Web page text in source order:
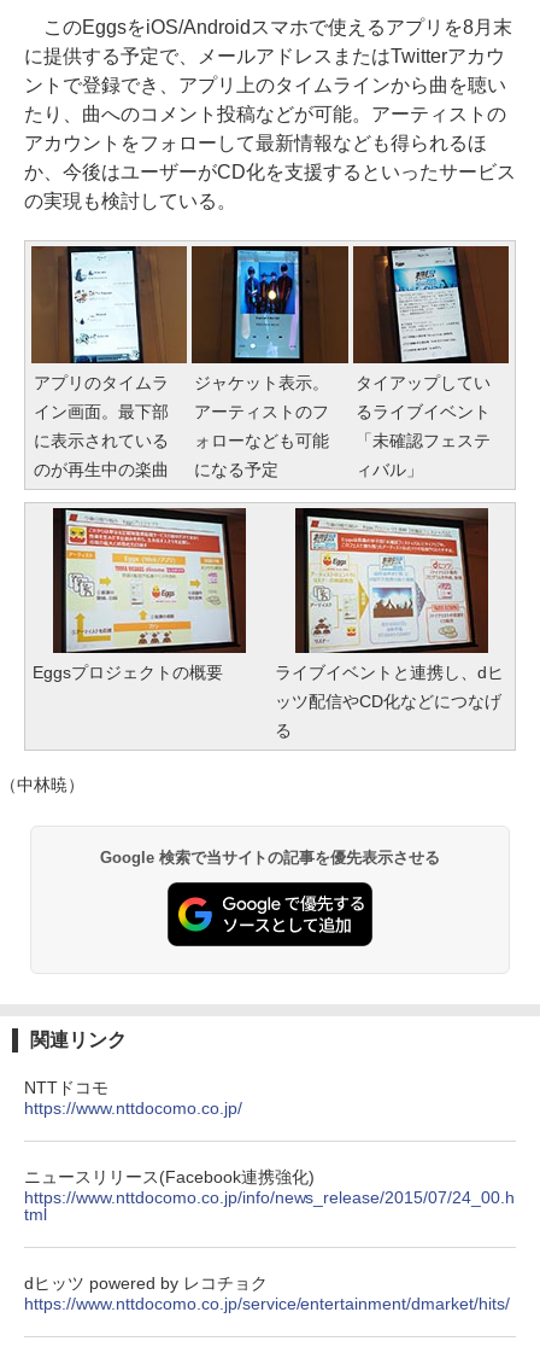
このEggsをiOS/Androidスマホで使えるアプリを8月末
に提供する予定で、メールアドレスまたはTwitterアカウ
ントで登録でき、アプリ上のタイムラインから曲を聴い
たり、曲へのコメント投稿などが可能。アーティストの
アカウントをフォローして最新情報なども得られるほ
か、今後はユーザーがCD化を支援するといったサービス
の実現も検討している。
アプリのタイムラ
イン画面。最下部
に表示されている
のが再生中の楽曲
ジャケット表示。
アーティストのフ
ォローなども可能
になる予定
タイアップしてい
るライブイベント
「未確認フェステ
ィバル」
Eggsプロジェクトの概要
ライブイベントと連携し、dヒ
ッツ配信やCD化などにつなげ
る
（中林暁）
Google 検索で当サイトの記事を優先表示させる
関連リンク
NTTドコモ
https://www.nttdocomo.co.jp/
ニュースリリース(Facebook連携強化)
https://www.nttdocomo.co.jp/info/news_release/2015/07/24_00.h
tml
dヒッツ powered by レコチョク
https://www.nttdocomo.co.jp/service/entertainment/dmarket/hits/